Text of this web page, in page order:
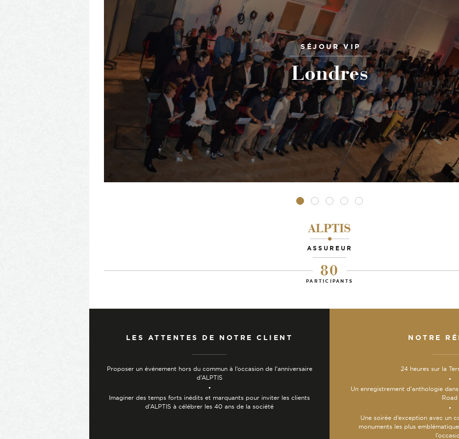
Londres
SÉJOUR VIP
• • • • •
ALPTIS
-
ASSUREUR
80
PARTICIPANTS
LES ATTENTES DE NOTRE CLIENT
Proposer un événement hors du commun à l’occasion de l’anniversaire
d’ALPTIS
Imaginer des temps forts inédits et marquants pour inviter les clients
d’ALPTIS à célébrer les 40 ans de la société
NOTRE
24 heures sur la
Un enregistrement d’anthologie
Road
Une soirée d’exception avec un
monuments les plus